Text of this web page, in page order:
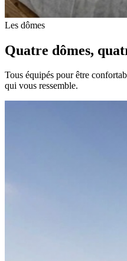
Les dômes
Quatre dômes,
Tous équipés pour être
qui vous ressemble.